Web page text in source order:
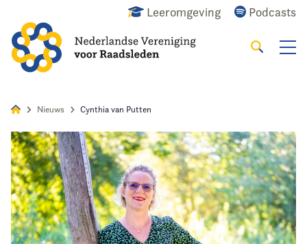
Leeromgeving Podcasts
Zoeken
Home
Agenda
Nieuws
Nieuws Cynthia van Putten